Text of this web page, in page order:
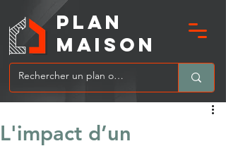
MAIsoN
PLAN
L'impact d’un